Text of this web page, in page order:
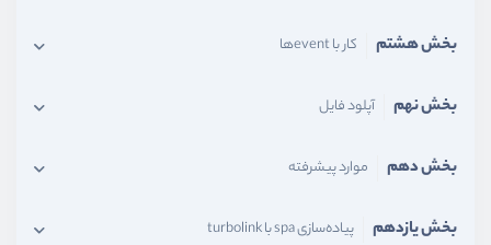
بخش هشتم کار با eventها
بخش نهم آپلود فایل
بخش دهم موارد پیشرفته
بخش یازدهم پیاده‌سازی spa با turbolink